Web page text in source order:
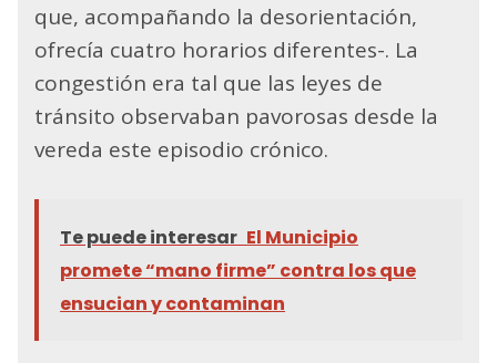
que, acompañando la desorientación,
ofrecía cuatro horarios diferentes-. La
congestión era tal que las leyes de
tránsito observaban pavorosas desde la
vereda este episodio crónico.
Te puede interesar El Municipio
promete “mano firme” contra los que
ensucian y contaminan